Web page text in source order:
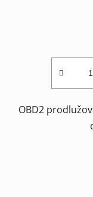
OBD2